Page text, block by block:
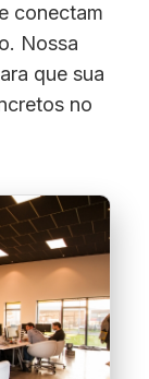
conectam
Nossa
que sua
no